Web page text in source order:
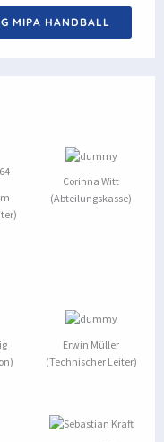
MIPA HANDBALL
Corinna Witt
(Abteilungskasse)
Erwin Müller
(Technischer Leiter)